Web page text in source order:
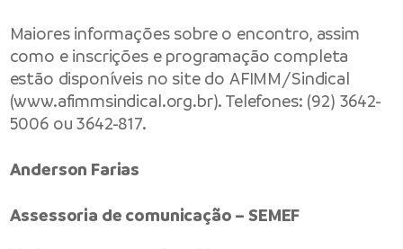
Maiores informações sobre o encontro, assim
como e inscrições e programação completa
estão disponíveis no site do AFIMM/Sindical
(www.afimmsindical.org.br). Telefones: (92) 3642-
5006 ou 3642-817.
Anderson Farias
Assessoria de comunicação – SEMEF